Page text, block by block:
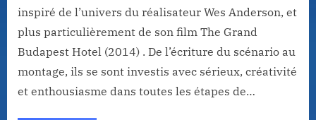
inspiré de l’univers du réalisateur Wes Anderson, et
plus particulièrement de son film The Grand
Budapest Hotel (2014) . De l’écriture du scénario au
montage, ils se sont investis avec sérieux, créativité
et enthousiasme dans toutes les étapes de…